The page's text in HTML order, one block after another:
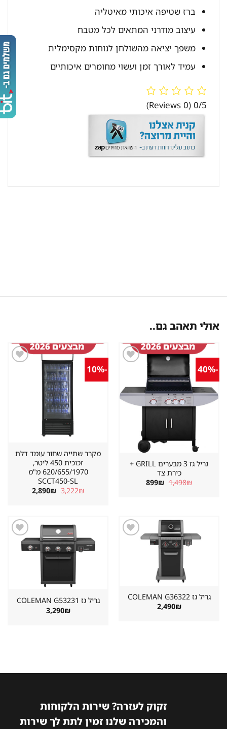
ברז שטיפה איכותי מאיטליה
עיצוב מודרני המתאים לכל מטבח
משפך יציאה מהשולחן לנוחות מקסימלית
עמיד לאורך זמן ועשוי מחומרים איכותיים
0/5
(0 Reviews)
אולי תאהב גם..
במועדפים
גריל גז 3 מבערים GRILL +
כירת צד
1,498₪ המחיר
899₪ המחיר
מקרר שתייה שחור עומד דלת
זכוכית 450 ליטר,
620/655/1970 מ"מ
SCCT450-SL
3,222₪ המחיר
2,890₪ המחיר
הנוכחי
גריל גז ⁦COLEMAN G36322⁩
2,490₪
שמור
מוצר
גריל גז ⁦COLEMAN G53231⁩
3,290₪
זקוק לעזרה? שירות הלקוחות
והמכירה שלנו זמין לתת לך שירות